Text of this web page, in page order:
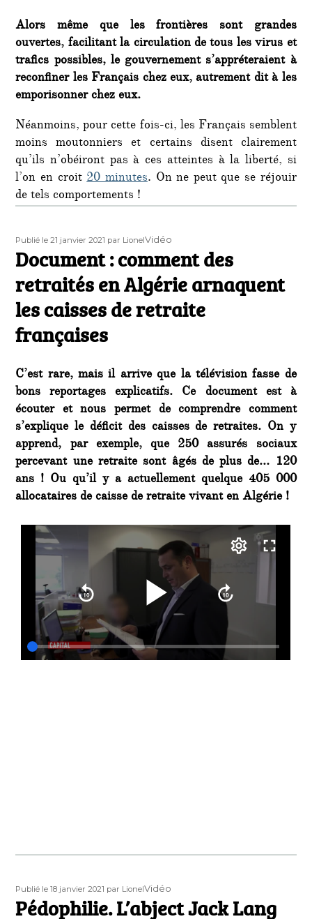
Alors même que les frontières sont grandes
ouvertes, facilitant la circulation de tous les virus et
trafics possibles, le gouvernement s’appréteraient à
reconfiner les Français chez eux, autrement dit à les
emporisonner chez eux.
Néanmoins, pour cette fois-ci, les Français semblent
moins moutonniers et certains disent clairement
qu’ils n’obéiront pas à ces atteintes à la liberté, si
l’on en croit20 minutes. On ne peut que se réjouir
de tels comportements !
Publié
le
Publié le 21 janvier 2021 Auteur
par LionelFormat
Vidéo
Document : comment des
retraités en Algérie arnaquent
les caisses de retraite
françaises
C’est rare, mais il arrive que la télévision fasse de
bons reportages explicatifs. Ce document est à
écouter et nous permet de comprendre comment
s’explique le déficit des caisses de retraites. On y
apprend, par exemple, que 250 assurés sociaux
percevant une retraite sont âgés de plus de… 120
ans ! Ou qu’il y a actuellement quelque 405 000
allocataires de caisse de retraite vivant en Algérie !
Publié
le
Publié le 18 janvier 2021 Auteur
par LionelFormat
Vidéo
Pédophilie. L’abject Jack Lang